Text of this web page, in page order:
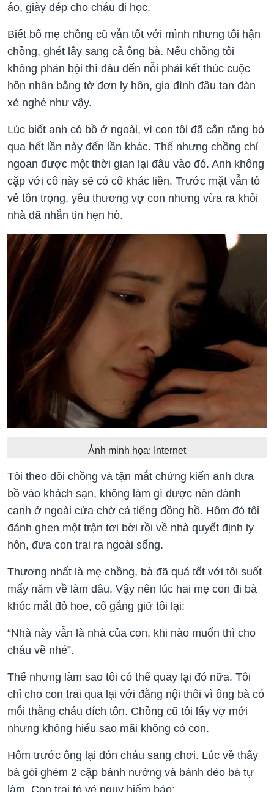
áo, giày dép cho cháu đi học.
Biết bố mẹ chồng cũ vẫn tốt với mình nhưng tôi hận
chồng, ghét lây sang cả ông bà. Nếu chồng tôi
không phản bội thì đâu đến nỗi phải kết thúc cuộc
hôn nhân bằng tờ đơn ly hôn, gia đình đâu tan đàn
xẻ nghé như vậy.
Lúc biết anh có bồ ở ngoài, vì con tôi đã cắn răng bỏ
qua hết lần này đến lần khác. Thế nhưng chồng chỉ
ngoan được một thời gian lại đâu vào đó. Anh không
cặp với cô này sẽ có cô khác liền. Trước mặt vẫn tỏ
vẻ tôn trọng, yêu thương vợ con nhưng vừa ra khỏi
nhà đã nhắn tin hẹn hò.
Ảnh minh họa: Internet
Tôi theo dõi chồng và tận mắt chứng kiến anh đưa
bồ vào khách sạn, không làm gì được nên đành
canh ở ngoài cửa chờ cả tiếng đồng hồ. Hôm đó tôi
đánh ghen một trận tơi bời rồi về nhà quyết định ly
hôn, đưa con trai ra ngoài sống.
Thương nhất là mẹ chồng, bà đã quá tốt với tôi suốt
mấy năm về làm dâu. Vậy nên lúc hai mẹ con đi bà
khóc mắt đỏ hoe, cố gắng giữ tôi lại:
“Nhà này vẫn là nhà của con, khi nào muốn thì cho
cháu về nhé”.
Thế nhưng làm sao tôi có thể quay lại đó nữa. Tôi
chỉ cho con trai qua lại với đằng nội thôi vì ông bà có
mỗi thằng cháu đích tôn. Chồng cũ tôi lấy vợ mới
nhưng không hiểu sao mãi không có con.
Hôm trước ông lại đón cháu sang chơi. Lúc về thấy
bà gói ghém 2 cặp bánh nướng và bánh dẻo bà tự
làm. Con trai tỏ vẻ nguy hiểm bảo: